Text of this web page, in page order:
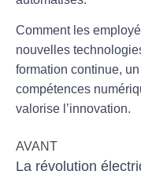
Comment les
nouvelles
formation continue,
compétences
valorise l’innovation.
AVANT